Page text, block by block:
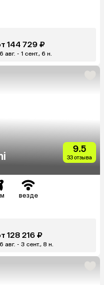
144 729 ₽
авг. - 1 сент., 6 н.
9.5
33 отзыва
везде
128 216 ₽
авг. - 3 сент., 8 н.